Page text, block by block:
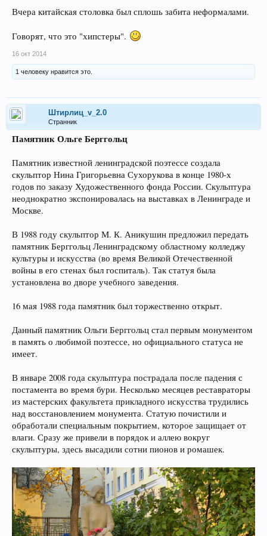
Вчера китайская столовка был сплошь забита неформалами.
Говорят, что это "хипстеры".
16 окт 2014
1 человеку нравится это.
Штирлиц_v_2.0
Странник
Памятник Ольге Берггольц
Памятник известной ленинградской поэтессе создала
скульптор Нина Григорьевна Сухорукова в конце 1980-х
годов по заказу Художественного фонда России. Скульптура
неоднократно экспонировалась на выставках в Ленинграде и
Москве.
В 1988 году скульптор М. К. Аникушин предложил передать
памятник Берггольц Ленинградскому областному колледжу
культуры и искусства (во время Великой Отечественной
войны в его стенах был госпиталь). Так статуя была
установлена во дворе учебного заведения.
16 мая 1988 года памятник был торжественно открыт.
Данный памятник Ольги Берггольц стал первым монументом
в память о любимой поэтессе, но официального статуса не
имеет.
В январе 2008 года скульптура пострадала после падения с
постамента во время бури. Несколько месяцев реставраторы
из мастерских факультета прикладного искусства трудились
над восстановлением монумента. Статую почистили и
обработали специальным покрытием, которое защищает от
влаги. Сразу же привели в порядок и аллею вокруг
скульптуры, здесь высадили сотни пионов и ромашек.